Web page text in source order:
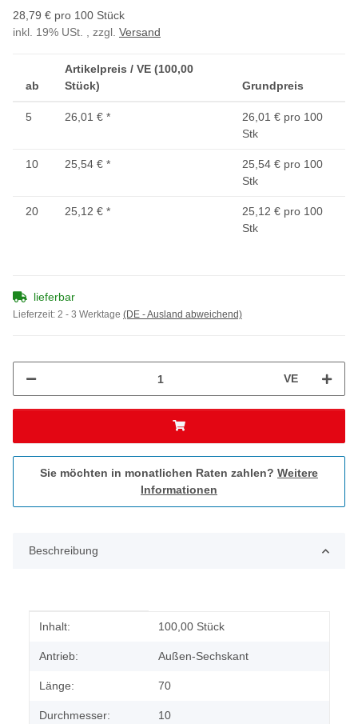
28,79 € pro 100 Stück
inkl. 19% USt. , zzgl. Versand
ab
Artikelpreis / VE (100,00
Stück)
Grundpreis
5 26,01 € *
26,01 € pro 100
Stk
10 25,54 € *
25,54 € pro 100
Stk
20 25,12 € *
25,12 € pro 100
Stk
lieferbar
Lieferzeit: 2 - 3 Werktage (DE - Ausland abweichend)
VE
Sie möchten in monatlichen Raten zahlen? Weitere
Informationen
Beschreibung
Produkteigenschaft
Wert
Inhalt: 100,00 Stück
Antrieb: Außen-Sechskant
Länge: 70
Durchmesser: 10